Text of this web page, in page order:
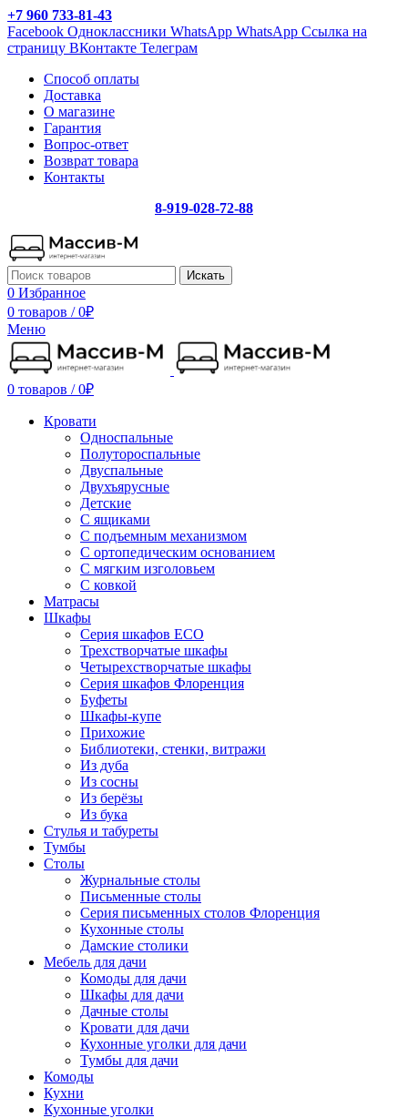
+7 960 733-81-43
Facebook Одноклассники WhatsApp WhatsApp Ссылка на
страницу ВКонтакте Телеграм
Способ оплаты
Доставка
О магазине
Гарантия
Вопрос-ответ
Возврат товара
Контакты
8-919-028-72-88
Искать
0 Избранное
0 товаров / 0₽
Меню
0 товаров / 0₽
Кровати
Односпальные
Полутороспальные
Двуспальные
Двухъярусные
Детские
С ящиками
С подъемным механизмом
С ортопедическим основанием
С мягким изголовьем
С ковкой
Матрасы
Шкафы
Серия шкафов ECO
Трехстворчатые шкафы
Четырехстворчатые шкафы
Серия шкафов Флоренция
Буфеты
Шкафы-купе
Прихожие
Библиотеки, стенки, витражи
Из дуба
Из сосны
Из берёзы
Из бука
Стулья и табуреты
Тумбы
Столы
Журнальные столы
Письменные столы
Серия письменных столов Флоренция
Кухонные столы
Дамские столики
Мебель для дачи
Комоды для дачи
Шкафы для дачи
Дачные столы
Кровати для дачи
Кухонные уголки для дачи
Тумбы для дачи
Комоды
Кухни
Кухонные уголки